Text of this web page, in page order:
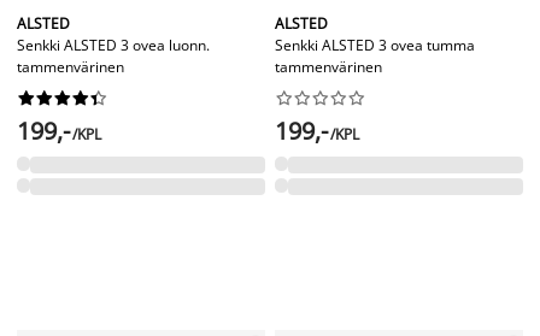
ALSTED
Senkki ALSTED 3 ovea luonn.
tammenvärinen






199,-/KPL
ALSTED
Senkki ALSTED 3 ovea tumma
tammenvärinen






199,-/KPL